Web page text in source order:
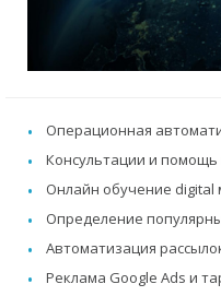
Операционная
Консультации и помощь
Онлайн обучение digital
Определение
Автоматизация
Реклама Google Ads и